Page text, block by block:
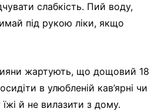
слабкість. Пий воду,
під рукою ліки, якщо
жартують, що дощовий 18
в улюбленій кав’ярні чи
й не вилазити з дому.